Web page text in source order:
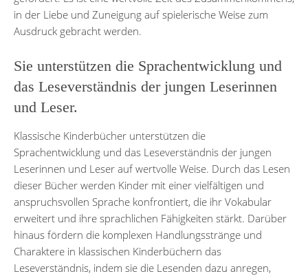
in der Liebe und Zuneigung auf spielerische Weise zum
Ausdruck gebracht werden.
Sie unterstützen die Sprachentwicklung und
das Leseverständnis der jungen Leserinnen
und Leser.
Klassische Kinderbücher unterstützen die
Sprachentwicklung und das Leseverständnis der jungen
Leserinnen und Leser auf wertvolle Weise. Durch das Lesen
dieser Bücher werden Kinder mit einer vielfältigen und
anspruchsvollen Sprache konfrontiert, die ihr Vokabular
erweitert und ihre sprachlichen Fähigkeiten stärkt. Darüber
hinaus fördern die komplexen Handlungsstränge und
Charaktere in klassischen Kinderbüchern das
Leseverständnis, indem sie die Lesenden dazu anregen,